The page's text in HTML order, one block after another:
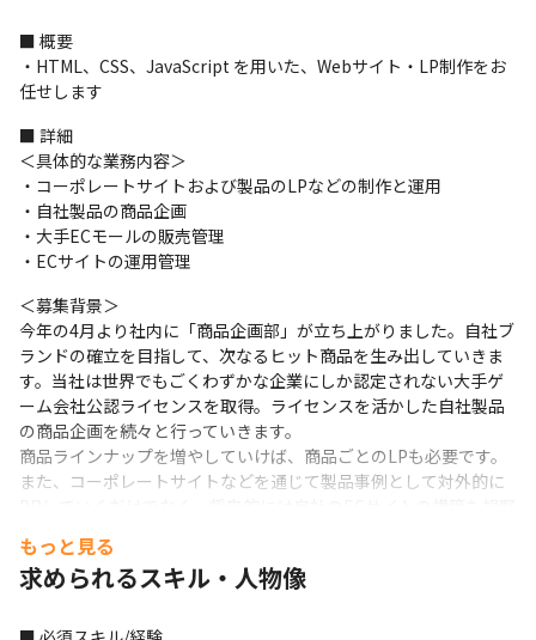
■ 概要
・HTML、CSS、JavaScript を用いた、Webサイト・LP制作をお
任せします
■ 詳細
＜具体的な業務内容＞
・コーポレートサイトおよび製品のLPなどの制作と運用
・自社製品の商品企画
・大手ECモールの販売管理
・ECサイトの運用管理
＜募集背景＞
今年の4月より社内に「商品企画部」が立ち上がりました。自社ブ
ランドの確立を目指して、次なるヒット商品を生み出していきま
す。当社は世界でもごくわずかな企業にしか認定されない大手ゲ
ーム会社公認ライセンスを取得。ライセンスを活かした自社製品
の商品企画を続々と行っていきます。
商品ラインナップを増やしていけば、商品ごとのLPも必要です。
また、コーポレートサイトなどを通じて製品事例として対外的に
トの運営全般をお任せできる方を募集します。
・会社の顔であるコーポレートサイトの制作や運用に携わること
もっと見る
求められるスキル・人物像